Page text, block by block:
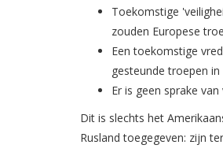
Toekomstige
zouden Europese
Een toekomstige
gesteunde troepen
Er is geen sprake
Dit is slechts het
Rusland toegegeven: zijn